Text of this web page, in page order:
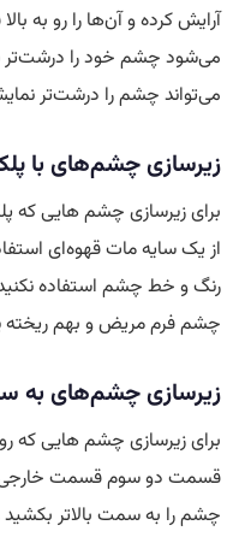
آرایش کرده و آن‌ها را رو به
می‌شود چشم خود را درشت‌تر
می‌تواند چشم را درشت‌تر
زیرسازی چشم‌های با
برای زیرسازی چشم هایی که
از یک سایه مات قهوه‌ای
رنگ و خط چشم استفاده
چشم فرم مریض و بهم ریخته
زیرسازی چشم‌های به
برای زیرسازی چشم هایی که
قسمت دو سوم قسمت خارجی از
چشم را به سمت بالاتر